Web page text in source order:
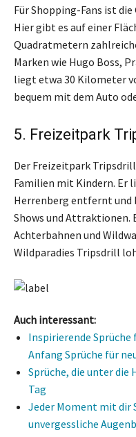
Für Shopping-Fans ist
Hier gibt es auf einer
Quadratmetern
Marken wie Hugo Boss,
liegt etwa 30 Kilometer
bequem mit dem Auto
5. Freizeitpark
Der Freizeitpark
Familien mit Kindern. Er
Herrenberg entfernt und
Shows und Attraktionen.
Achterbahnen und
Wildparadies Tripsdrill
Auch interessant:
Inspirierende Sprüche
Anfang Sprüche für
Sprüche, die unter die
Tag
Jeder Moment mit dir
unvergessliche